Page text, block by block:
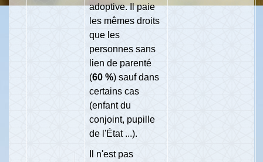
adoptive. Il paie
les mêmes droits
que les
personnes sans
lien de parenté
(60 %) sauf dans
certains cas
(enfant du
conjoint, pupille
de l'État ...).
Il n'est pas